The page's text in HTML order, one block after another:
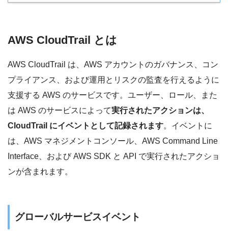
AWS CloudTrail とは
AWS CloudTrail は、AWS アカウントのガバナンス、コン
プライアンス、および運用とリスクの監査を行えるように
支援する AWS のサービスです。ユーザー、ロール、また
は AWS のサービスによって実行されたアクションは、
CloudTrail にイベントとして記録されます。イベントに
は、AWS マネジメントコンソール、AWS Command Line
Interface、および AWS SDK と API で実行されたアクショ
ンが含まれます。
グローバルサービスイベント